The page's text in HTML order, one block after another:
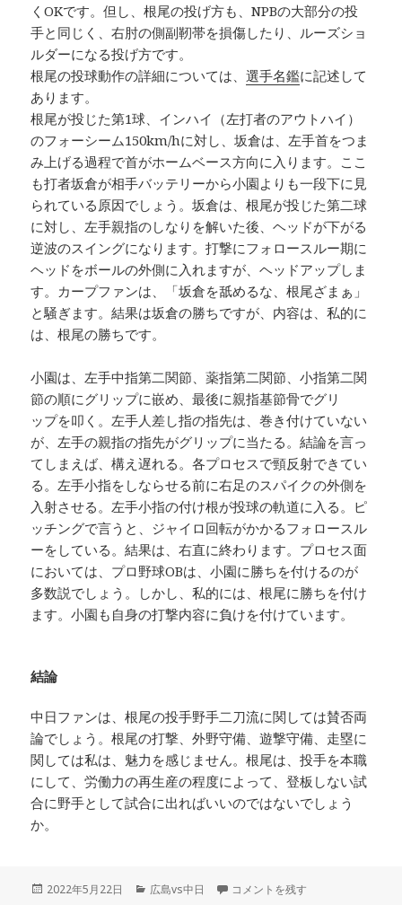
くOKです。但し、根尾の投げ方も、NPBの大部分の投
手と同じく、右肘の側副靭帯を損傷したり、ルーズショ
ルダーになる投げ方です。
根尾の投球動作の詳細については、選手名鑑に記述して
あります。
根尾が投じた第1球、インハイ（左打者のアウトハイ）
のフォーシーム150km/hに対し、坂倉は、左手首をつま
み上げる過程で首がホームベース方向に入ります。ここ
も打者坂倉が相手バッテリーから小園よりも一段下に見
られている原因でしょう。坂倉は、根尾が投じた第二球
に対し、左手親指のしなりを解いた後、ヘッドが下がる
逆波のスイングになります。打撃にフォロースルー期に
ヘッドをボールの外側に入れますが、ヘッドアップしま
す。カープファンは、「坂倉を舐めるな、根尾ざまぁ」
と騒ぎます。結果は坂倉の勝ちですが、内容は、私的に
は、根尾の勝ちです。
小園は、左手中指第二関節、薬指第二関節、小指第二関
節の順にグリップに嵌め、最後に親指基節骨でグリ
ップを叩く。左手人差し指の指先は、巻き付けていない
が、左手の親指の指先がグリップに当たる。結論を言っ
てしまえば、構え遅れる。各プロセスで頸反射できてい
る。左手小指をしならせる前に右足のスパイクの外側を
入射させる。左手小指の付け根が投球の軌道に入る。ピ
ッチングで言うと、ジャイロ回転がかかるフォロースル
ーをしている。結果は、右直に終わります。プロセス面
においては、プロ野球OBは、小園に勝ちを付けるのが
多数説でしょう。しかし、私的には、根尾に勝ちを付け
ます。小園も自身の打撃内容に負けを付けています。
結論
中日ファンは、根尾の投手野手二刀流に関しては賛否両
論でしょう。根尾の打撃、外野守備、遊撃守備、走塁に
関しては私は、魅力を感じません。根尾は、投手を本職
にして、労働力の再生産の程度によって、登板しない試
合に野手として試合に出ればいいのではないでしょう
か。
投
2022年5月22日
カ
広島vs中日 カープ打線、一軍初登板、敗戦処
コメントを残す